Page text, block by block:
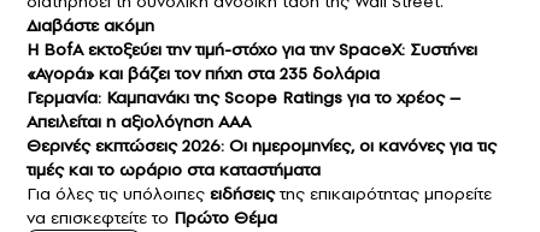
Διαβάστε ακόμη
H BοfA εκτοξεύει την τιμή-στόχο για την SpaceX: Συστήνει
«Αγορά» και βάζει τον πήχη στα 235 δολάρια
Γερμανία: Καμπανάκι της Scope Ratings για το χρέος –
Aπειλείται η αξιολόγηση ΑΑΑ
Θερινές εκπτώσεις 2026: Οι ημερομηνίες, οι κανόνες για τις
τιμές και το ωράριο στα καταστήματα
Για όλες τις υπόλοιπες ειδήσειςτης επικαιρότητας μπορείτε
να επισκεφτείτε το Πρώτο Θέμα